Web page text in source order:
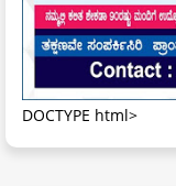
DOCTYPE html>